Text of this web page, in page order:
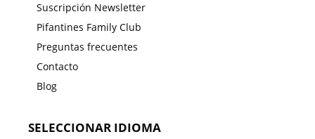
Suscripción Newsletter
Pifantines Family Club
Preguntas frecuentes
Contacto
Blog
SELECCIONAR IDIOMA